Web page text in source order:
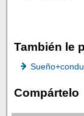
También le
Compártelo